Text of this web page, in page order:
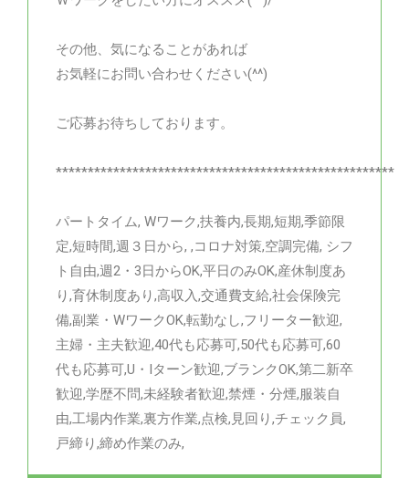
その他、気になることがあれば
お気軽にお問い合わせください(^^)
ご応募お待ちしております。
*****************************************************
パートタイム, Wワーク,扶養内,長期,短期,季節限
定,短時間,週３日から, ,コロナ対策,空調完備, シフ
ト自由,週2・3日からOK,平日のみOK,産休制度あ
り,育休制度あり,高収入,交通費支給,社会保険完
備,副業・WワークOK,転勤なし,フリーター歓迎,
主婦・主夫歓迎,40代も応募可,50代も応募可,60
代も応募可,U・Iターン歓迎,ブランクOK,第二新卒
歓迎,学歴不問,未経験者歓迎,禁煙・分煙,服装自
由,工場内作業,裏方作業,点検,見回り,チェック員,
戸締り,締め作業のみ,